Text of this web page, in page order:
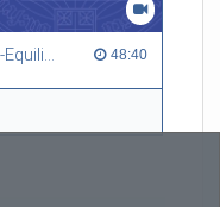
Modeling of Equilibrium and Non-Equilibrium Time-Series Data: From Protein Folding to Weather Forecasting 48:40